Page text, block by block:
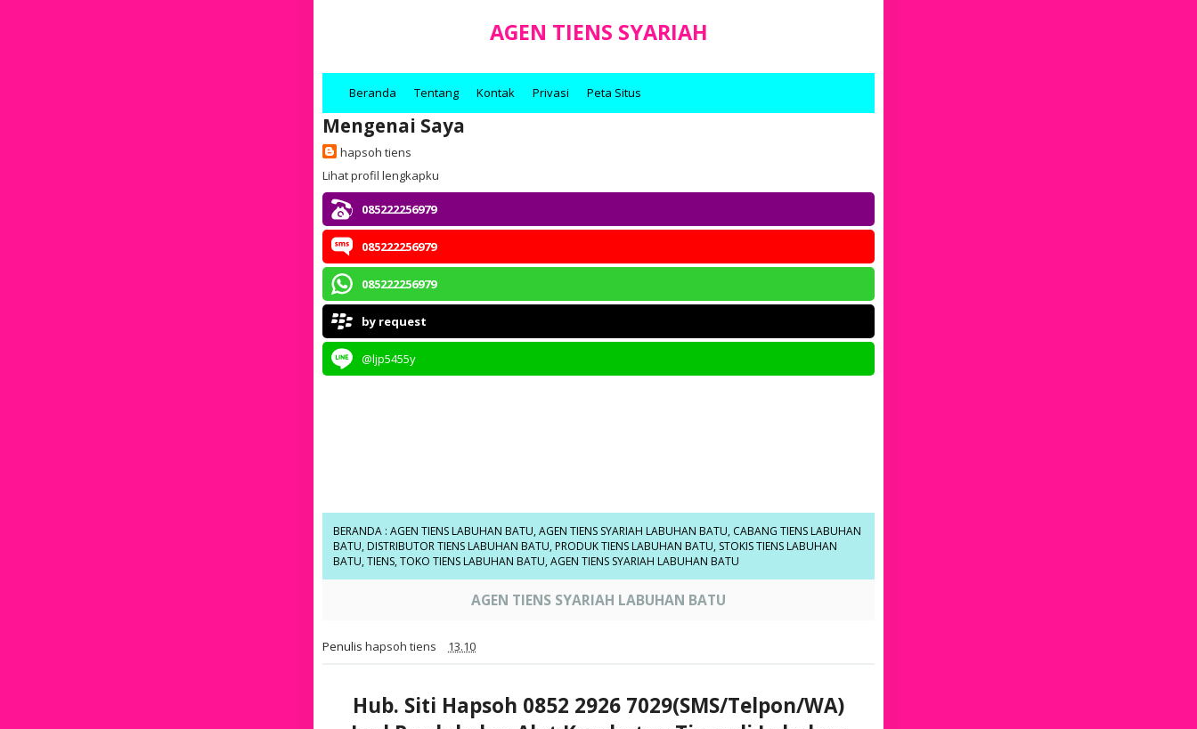
AGEN TIENS SYARIAH
Beranda Tentang Kontak Privasi Peta Situs
Mengenai Saya
hapsoh tiens
Lihat profil lengkapku
085222256979
085222256979
085222256979
by request
@ljp5455y
BERANDA : AGEN TIENS LABUHAN BATU,AGEN TIENS SYARIAH LABUHAN BATU, CABANG TIENS LABUHAN
BATU, DISTRIBUTOR TIENS LABUHAN BATU, PRODUK TIENS LABUHAN BATU, STOKIS TIENS LABUHAN
BATU,TIENS,TOKO TIENS LABUHAN BATU,AGEN TIENS SYARIAH LABUHAN BATU
AGEN TIENS SYARIAH LABUHAN BATU
Penulis hapsoh tiens 13.10
Hub. Siti Hapsoh 0852 2926 7029(SMS/Telpon/WA)